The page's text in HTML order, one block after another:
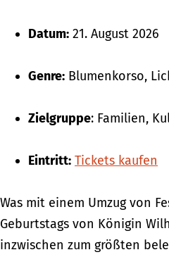
Datum: 21. August 2026
Genre: Blumenkorso,
Zielgruppe: Familien,
Eintritt: Tickets kaufen
Was mit einem Umzug von
Geburtstags von Königin
inzwischen zum größten